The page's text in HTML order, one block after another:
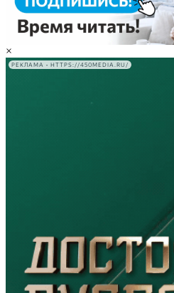
×
РЕКЛАМА • HTTPS://450MEDIA.RU/